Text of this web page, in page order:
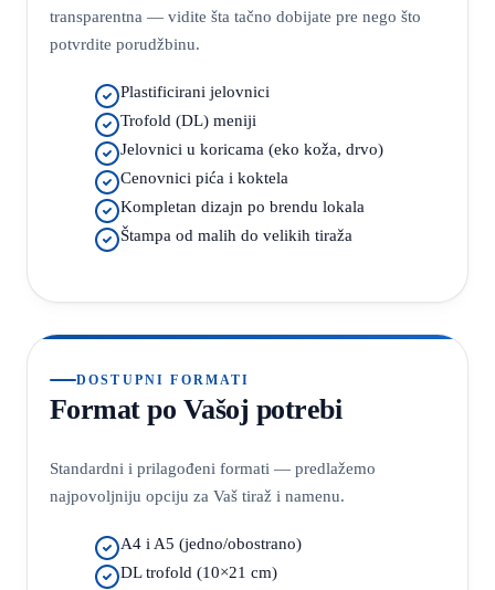
transparentna — vidite šta tačno dobijate pre nego što
potvrdite porudžbinu.
Plastificirani jelovnici
Trofold (DL) meniji
Jelovnici u koricama (eko koža, drvo)
Cenovnici pića i koktela
Kompletan dizajn po brendu lokala
Štampa od malih do velikih tiraža
DOSTUPNI FORMATI
Format po Vašoj potrebi
Standardni i prilagođeni formati — predlažemo
najpovoljniju opciju za Vaš tiraž i namenu.
A4 i A5 (jedno/obostrano)
DL trofold (10×21 cm)